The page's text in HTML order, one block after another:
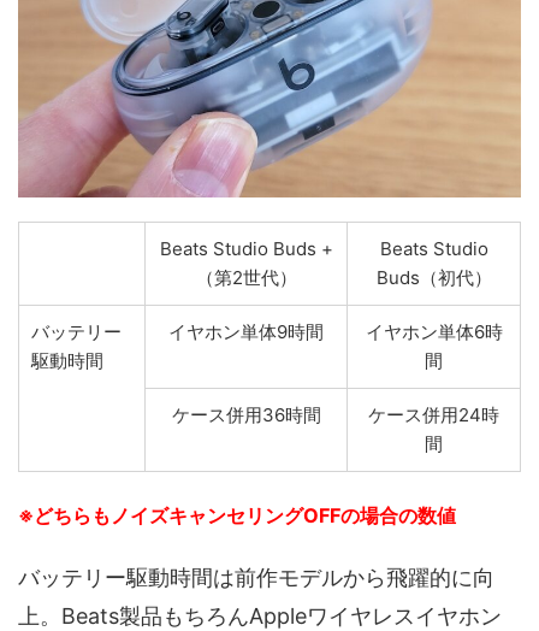
Beats Studio Buds +
（第2世代）
Beats Studio
Buds（初代）
バッテリー
駆動時間
イヤホン単体9時間
イヤホン単体6時
間
ケース併用36時間
ケース併用24時
間
※どちらもノイズキャンセリングOFFの場合の数値
バッテリー駆動時間は前作モデルから飛躍的に向
上。Beats製品もちろんAppleワイヤレスイヤホン